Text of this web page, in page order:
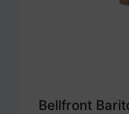
Bellfront